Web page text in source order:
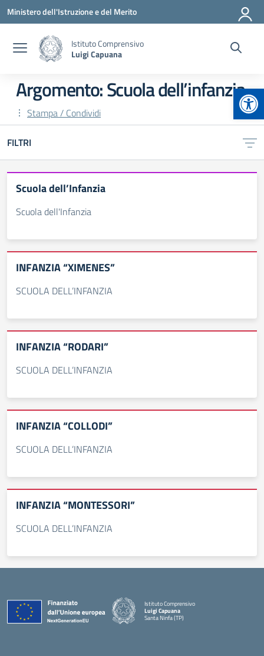
Vai ai contenuti
Vai al menu di navigazione
Vai al footer
Ministero dell'Istruzione e del Merito
Istituto Comprensivo
Luigi Capuana
Argomento: Scuola dell’infanzia
Stampa / Condividi
FILTRI
Scuola dell’Infanzia
Scuola dell'Infanzia
INFANZIA “XIMENES”
SCUOLA DELL’INFANZIA
INFANZIA “RODARI”
SCUOLA DELL’INFANZIA
INFANZIA “COLLODI”
SCUOLA DELL’INFANZIA
INFANZIA “MONTESSORI”
SCUOLA DELL’INFANZIA
Istituto Comprensivo
Luigi Capuana
Santa Ninfa (TP)